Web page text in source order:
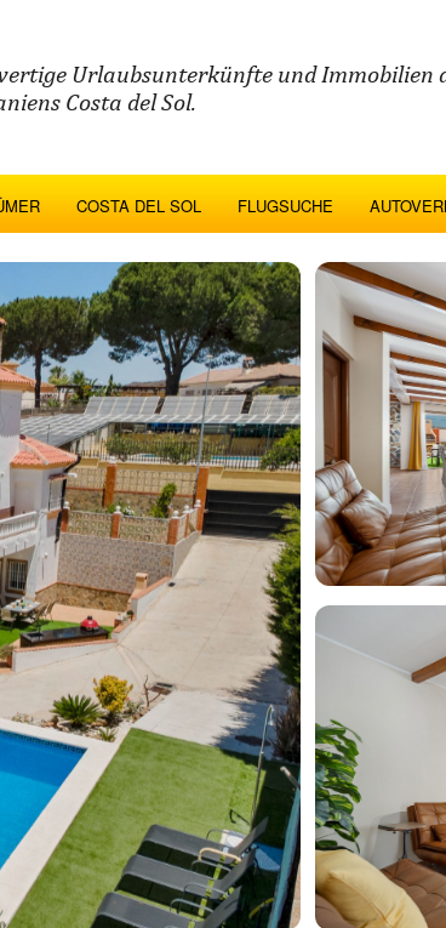
Urlaubsunterkünfte und Immobilien
Costa del Sol.
COSTA DEL SOL FLUGSUCHE